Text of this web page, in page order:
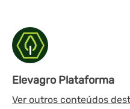
Elevagro Plataforma
Ver outros conteúdos